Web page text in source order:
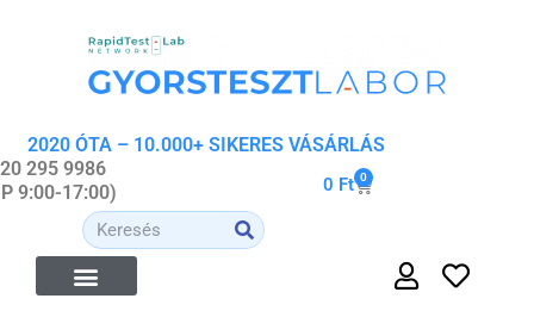
2020 ÓTA – 10.000+ SIKERES VÁSÁRLÁS
295 9986
9:00-17:00)
0 Ft 0